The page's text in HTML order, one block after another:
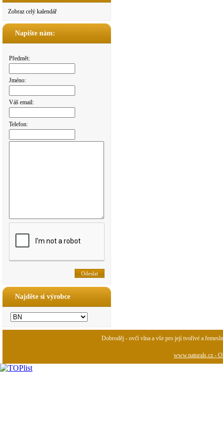
Zobraz celý kalendář
Napište nám:
Předmět:
Jméno:
Váš email:
Telefon:
Najděte si výrobce
Dobroděj - ovčí vlna a vše pro její tvořivé a
www.naturals.cz -